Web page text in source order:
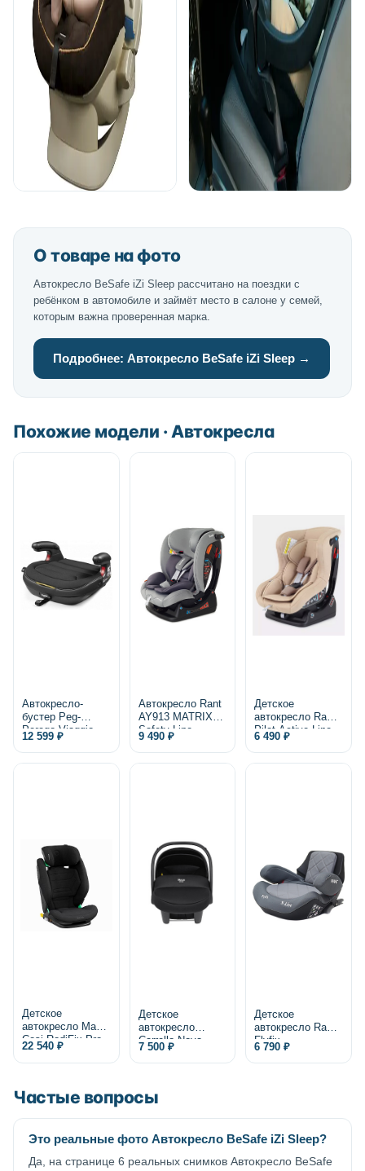
О товаре на фото
Автокресло BeSafe iZi Sleep рассчитано на поездки с
ребёнком в автомобиле и займёт место в салоне у семей,
которым важна проверенная марка.
Подробнее: Автокресло BeSafe iZi Sleep →
Похожие модели · Автокресла
Автокресло-
бустер Peg-
Perego Viaggio
Shuttle 2/3
12 599 ₽
Автокресло Rant
AY913 MATRIX
Safety Line
9 490 ₽
Детское
автокресло Rant
Pilot Active Line
6 490 ₽
Детское
автокресло Maxi-
Cosi RodiFix Pro
2 i-Size
22 540 ₽
Детское
автокресло
Carrello Nova
7 500 ₽
Детское
автокресло Rant
Flyfix
6 790 ₽
Частые вопросы
Это реальные фото Автокресло BeSafe iZi Sleep?
Да, на странице 6 реальных снимков Автокресло BeSafe